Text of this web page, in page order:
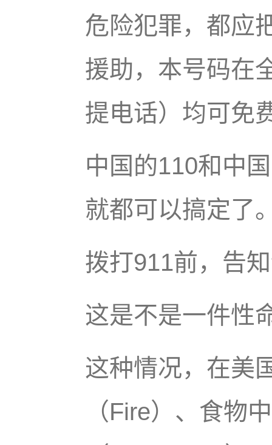
危险犯罪，都应
援助，本号码在
提电话）均可免
中国的110和中
就都可以搞定了
拨打911前，告
这是不是一件性
这种情况，在美
（Fire）、食物